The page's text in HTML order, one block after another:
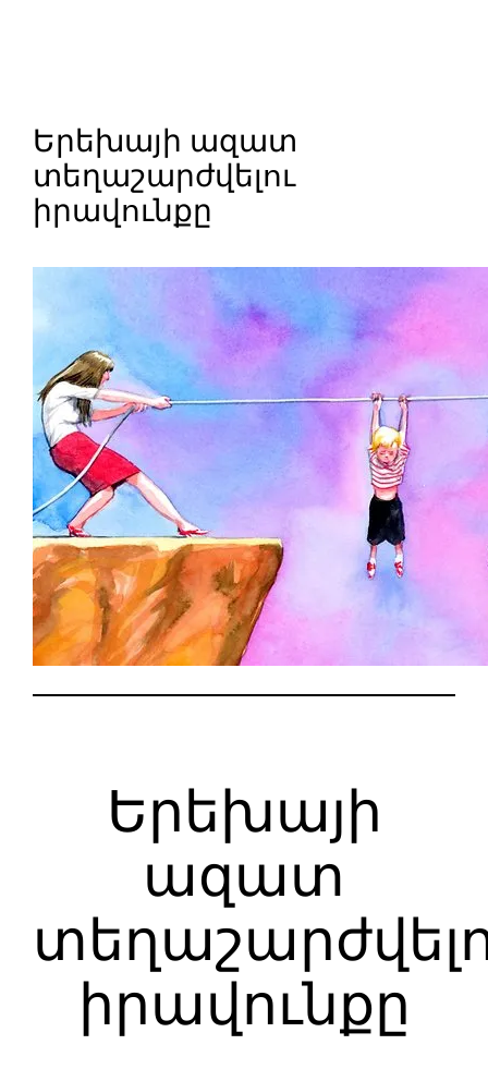
Երեխայի ազատ
տեղաշարժվելու
իրավունքը
Երեխայի
ազատ
իրավունքը